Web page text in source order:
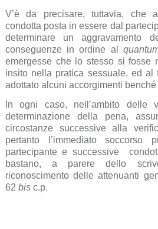
V’è da precisare, tuttavia, che
condotta posta in essere dal
determinare un aggravamento
conseguenze in ordine al
emergesse che lo stesso si fosse
insito nella pratica sessuale, ed al
adottato alcuni accorgimenti
In ogni caso, nell’ambito delle
determinazione della pena,
circostanze successive alla
pertanto l’immediato soccorso
partecipante e successive
bastano, a parere dello
riconoscimento delle attenuanti
62 bisc.p.